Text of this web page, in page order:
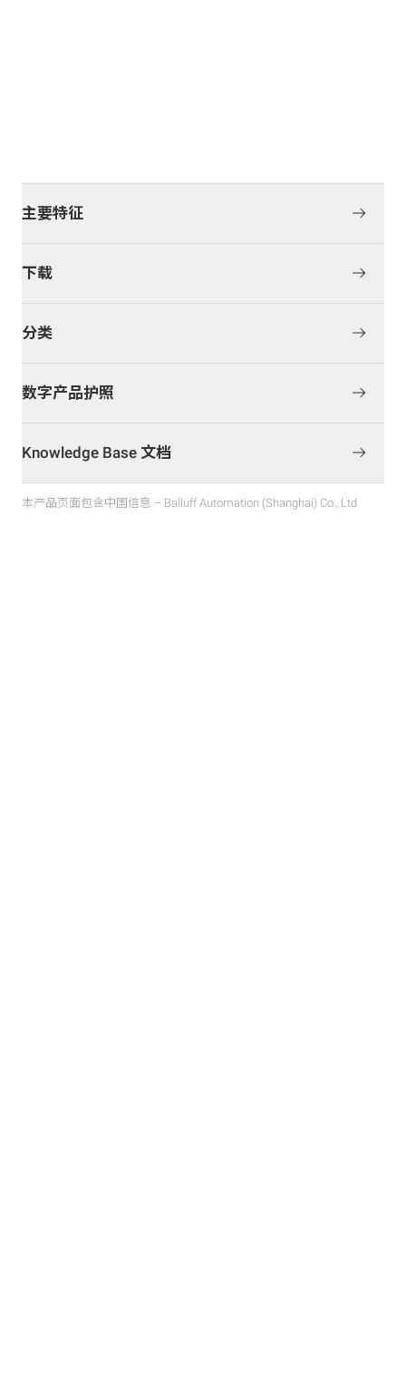
主要特征
下载
分类
数字产品护照
Knowledge Base 文档
本产品页面包含中国信息 – Balluff Automation (Shanghai) Co., Ltd